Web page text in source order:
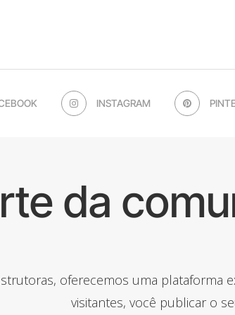
INSTAGRAM
da
oferecemos uma plataforma
visitantes, você publicar o